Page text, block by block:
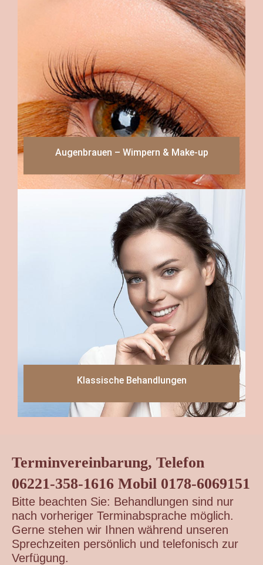
Augenbrauen – Wimpern & Make-up
Augenbrauen – Wimpern & Make-up
Read more
Klassische Behandlungen
Klassische Behandlungen
Read more
Terminvereinbarung, Telefon
06221-358-1616 Mobil 0178-6069151
Bitte beachten Sie: Behandlungen sind nur
nach vorheriger Terminabsprache möglich.
Gerne stehen wir Ihnen während unseren
Sprechzeiten persönlich und telefonisch zur
Verfügung.